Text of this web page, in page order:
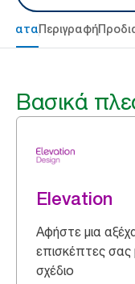
Περιγραφή
Βασικά
Elevation
Αφήστε μια
επισκέπτες
σχέδιο